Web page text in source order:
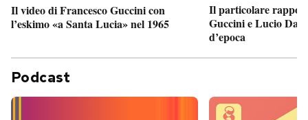
Il video di Francesco Guccini con
l’eskimo «a Santa Lucia» nel 1965
Il particolare
Guccini e Lucio
d’epoca
Podcast